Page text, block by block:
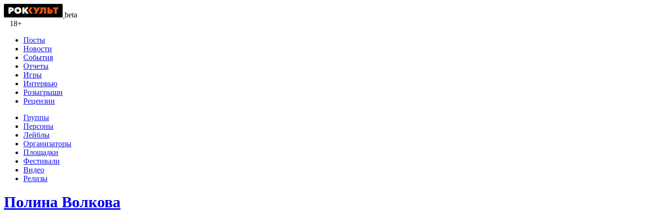
beta
18+
Посты
Новости
События
Отчеты
Игры
Интервью
Розыгрыши
Рецензии
Группы
Персоны
Лейблы
Организаторы
Площадки
Фестивали
Видео
Релизы
Полина Волкова